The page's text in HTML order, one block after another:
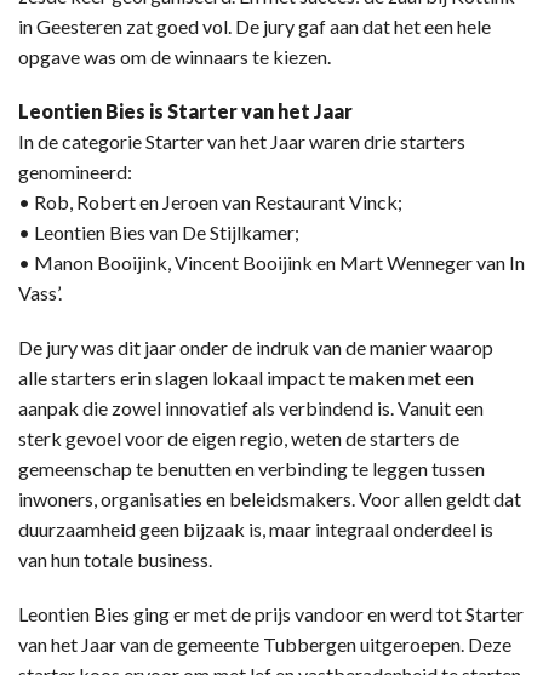
in Geesteren zat goed vol. De jury gaf aan dat het een hele
opgave was om de winnaars te kiezen.
Leontien Bies is Starter van het Jaar
In de categorie Starter van het Jaar waren drie starters
genomineerd:
• Rob, Robert en Jeroen van Restaurant Vinck;
• Leontien Bies van De Stijlkamer;
• Manon Booijink, Vincent Booijink en Mart Wenneger van In
Vass’.
De jury was dit jaar onder de indruk van de manier waarop
alle starters erin slagen lokaal impact te maken met een
aanpak die zowel innovatief als verbindend is. Vanuit een
sterk gevoel voor de eigen regio, weten de starters de
gemeenschap te benutten en verbinding te leggen tussen
inwoners, organisaties en beleidsmakers. Voor allen geldt dat
duurzaamheid geen bijzaak is, maar integraal onderdeel is
van hun totale business.
Leontien Bies ging er met de prijs vandoor en werd tot Starter
van het Jaar van de gemeente Tubbergen uitgeroepen. Deze